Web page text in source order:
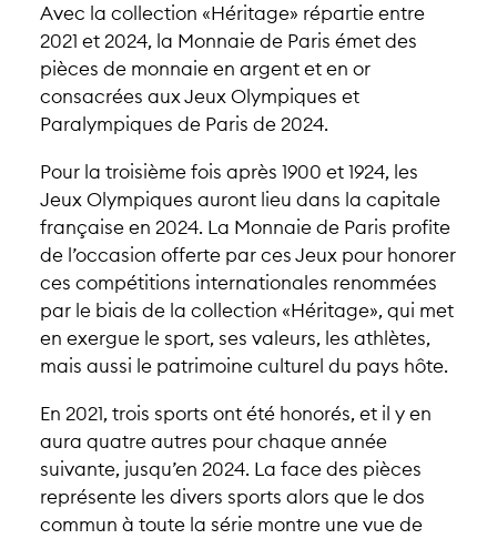
Avec la collection «Héritage» répartie entre
2021 et 2024, la Monnaie de Paris émet des
pièces de monnaie en argent et en or
consacrées aux Jeux Olympiques et
Paralympiques de Paris de 2024.
Pour la troisième fois après 1900 et 1924, les
Jeux Olympiques auront lieu dans la capitale
française en 2024. La Monnaie de Paris profite
de l’occasion offerte par ces Jeux pour honorer
ces compétitions internationales renommées
par le biais de la collection «Héritage», qui met
en exergue le sport, ses valeurs, les athlètes,
mais aussi le patrimoine culturel du pays hôte.
En 2021, trois sports ont été honorés, et il y en
aura quatre autres pour chaque année
suivante, jusqu’en 2024. La face des pièces
représente les divers sports alors que le dos
commun à toute la série montre une vue de